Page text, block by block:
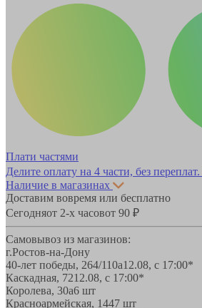
Плати частями
Делите оплату на 4 части, без переплат.
Наличие в магазинах
Доставим вовремя или бесплатно
Сегодняот 2-х часовот 90 ₽
Самовывоз из магазинов:
г.Ростов-на-Дону
40-лет победы, 264/110а12.08, с 17:00*
Каскадная, 7212.08, с 17:00*
Королева, 30а6 шт
Красноармейская, 1447 шт